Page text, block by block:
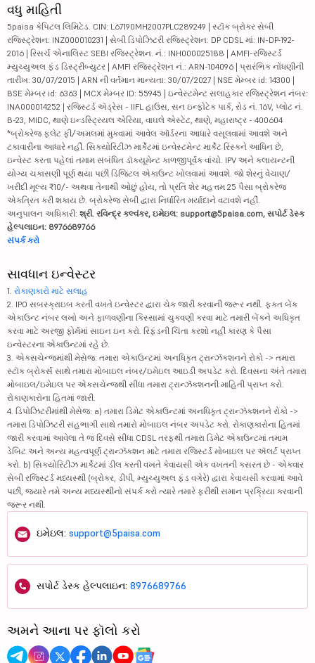
વધુ માહિતી
5paisa કેપિટલ લિમિટેડ. CIN: L67190MH2007PLC289249 | સ્ટૉક બ્રોકર સેબી
રજિસ્ટ્રેશન: INZ000010231 | સેબી ડિપોઝિટરી રજિસ્ટ્રેશન: DP CDSL માં: IN-DP-192-
2016 | રિસર્ચ એનાલિસ્ટ SEBI રજિસ્ટ્રેશન. નં.: INH000025188 | AMFI-રજિસ્ટર્ડ
મ્યુચ્યુઅલ ફંડ ડિસ્ટ્રીબ્યુટર | AMFI રજિસ્ટ્રેશન નં.: ARN-104096 | પ્રારંભિક નોંધણીની
તારીખ: 30/07/2015 | ARN ની વર્તમાન માન્યતા: 30/07/2027 | NSE મેમ્બર id: 14300 |
BSE મેમ્બર id: 6363 | MCX મેમ્બર ID: 55945 | ઇન્વેસ્ટમેન્ટ સલાહકાર રજિસ્ટ્રેશન નંબર:
INA000014252 | રજિસ્ટર્ડ ઍડ્રેસ - IIFL હાઉસ, સન ઇન્ફોટેક પાર્ક, રોડ નં. 16V, પ્લોટ નં.
B-23, MIDC, થાણે ઇન્ડસ્ટ્રિયલ એરિયા, વાઘલે એસ્ટેટ, થાણે, મહારાષ્ટ્ર - 400604
*બ્રોકરેજ ફ્લેટ ફી/અમલમાં મુકવામાં આવેલ ઑર્ડરના આધારે વસૂલવામાં આવશે અને
ટકાવારીના આધારે નહીં. સિક્યોરિટીઝ માર્કેટમાં ઇન્વેસ્ટમેન્ટ માર્કેટ રિસ્કને આધિન છે,
ઇન્વેસ્ટ કરતા પહેલાં તમામ સંબંધિત ડૉક્યૂમેન્ટ કાળજીપૂર્વક વાંચો. IPV અને ક્લાયન્ટની
યોગ્ય ચકાસણી પૂર્ણ થયા પછી ડિજિટલ એકાઉન્ટ ખોલવામાં આવશે. જો શેરનું વેચાણ/
ખરીદી મૂલ્ય ₹10/- અથવા તેનાથી ઓછું હોય, તો પ્રતિ શેર મહત્તમ 25 પૈસા બ્રોકરેજ
એકત્રિત કરી શકાય છે. બ્રોકરેજ સેબી દ્વારા નિર્ધારિત મર્યાદાને વટાવશે નહીં.
અનુપાલન અધિકારી: શ્રી. રવિન્દ્ર કલ્વંકર, ઇમેઇલ: support@5paisa.com, સપોર્ટ ડેસ્ક
હેલ્પલાઇન: 8976689766
સંપર્ક કરો
સાવધાન ઇન્વેસ્ટર
1. રોકાણકારો માટે સલાહ
2. IPO સબસ્ક્રાઇબ કરતી વખતે ઇન્વેસ્ટર દ્વારા ચેક જારી કરવાની જરૂર નથી. ફક્ત બેંક
એકાઉન્ટ નંબર લખો અને ફાળવણીના કિસ્સામાં ચુકવણી કરવા માટે તમારી બેંકને અધિકૃત
કરવા માટે અરજી ફોર્મમાં સાઇન ઇન કરો. રિફંડની ચિંતા કરશો નહીં કારણ કે પૈસા
ઇન્વેસ્ટરના એકાઉન્ટમાં રહે છે.
3. એક્સચેન્જમાંથી મેસેજ: તમારા એકાઉન્ટમાં અનધિકૃત ટ્રાન્ઝૅક્શનને રોકો -> તમારા
સ્ટૉક બ્રોકર્સ સાથે તમારા મોબાઇલ નંબર/ઇમેઇલ આઇડી અપડેટ કરો. દિવસના અંતે તમારા
મોબાઇલ/ઇમેઇલ પર એક્સચેન્જથી સીધા તમારા ટ્રાન્ઝૅક્શનની માહિતી પ્રાપ્ત કરો.
રોકાણકારોના હિતમાં જારી.
4. ડિપોઝિટરીમાંથી મેસેજ: a) તમારા ડિમેટ એકાઉન્ટમાં અનધિકૃત ટ્રાન્ઝૅક્શનને રોકો ->
તમારા ડિપોઝિટરી સહભાગી સાથે તમારો મોબાઇલ નંબર અપડેટ કરો. રોકાણકારોના હિતમાં
જારી કરવામાં આવેલા તે જ દિવસે સીધા CDSL તરફથી તમારા ડિમેટ એકાઉન્ટમાં તમામ
ડેબિટ અને અન્ય મહત્વપૂર્ણ ટ્રાન્ઝૅક્શન માટે તમારા રજિસ્ટર્ડ મોબાઇલ પર ઍલર્ટ પ્રાપ્ત
કરો. b) સિક્યોરિટીઝ માર્કેટમાં ડીલ કરતી વખતે કેવાયસી એક વખતની કસરત છે - એકવાર
સેબી રજિસ્ટર્ડ મધ્યસ્થી (બ્રોકર, ડીપી, મ્યુચ્યુઅલ ફંડ વગેરે) દ્વારા કેવાયસી કરવામાં આવે
પછી, જ્યારે તમે અન્ય મધ્યસ્થીનો સંપર્ક કરો ત્યારે તમારે ફરીથી સમાન પ્રક્રિયા કરવાની
જરૂર નથી.
ઇમેઇલ: support@5paisa.com
સપોર્ટ ડેસ્ક હેલ્પલાઇન: 8976689766
અમને આના પર ફૉલો કરો